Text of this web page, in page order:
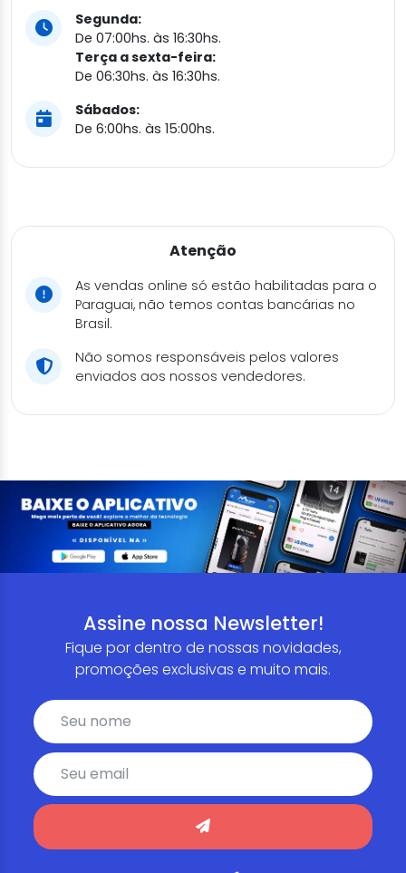
Segunda:
De 07:00hs. às 16:30hs.
Terça a sexta-feira:
De 06:30hs. às 16:30hs.
Sábados:
De 6:00hs. às 15:00hs.
Atenção
As vendas online só estão habilitadas para o
Paraguai, não temos contas bancárias no
Brasil.
Não somos responsáveis pelos valores
enviados aos nossos vendedores.
Assine nossa Newsletter!
Fique por dentro de nossas novidades,
promoções exclusivas e muito mais.